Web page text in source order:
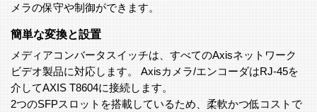
メラの保守や制御ができます。
簡単な変換と設置
メディアコンバータスイッチは、すべてのAxisネットワーク
ビデオ製品に対応します。 Axisカメラ/エンコーダはRJ-45を
介してAXIS T8604に接続します。
2つのSFPスロットを搭載しているため、柔軟かつ低コストで